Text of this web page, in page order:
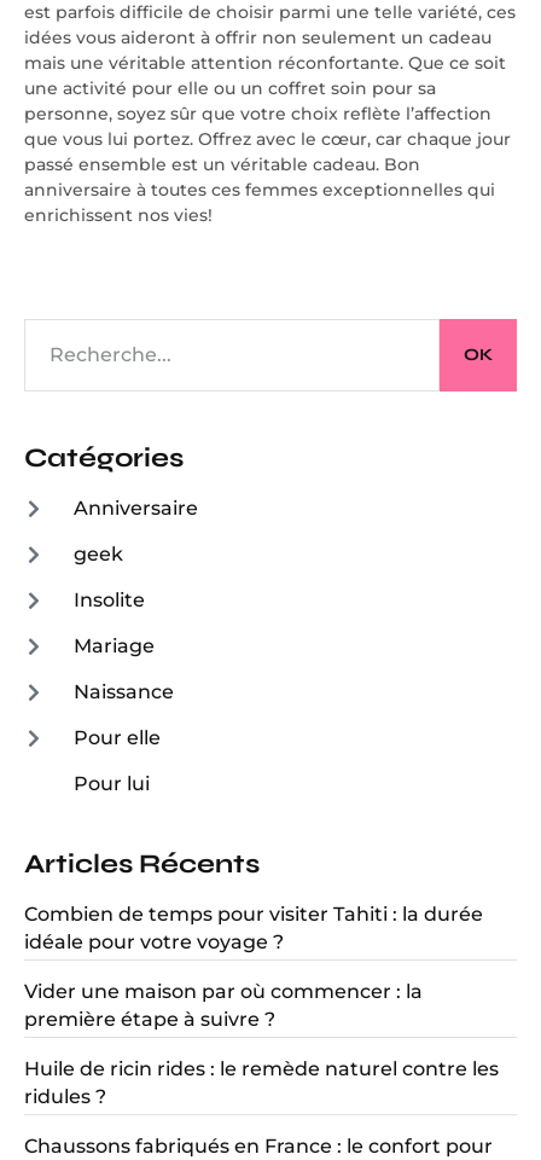
est parfois difficile de choisir parmi une telle variété, ces
idées vous aideront à offrir non seulement un cadeau
mais une véritable attention réconfortante. Que ce soit
une activité pour elle ou un coffret soin pour sa
personne, soyez sûr que votre choix reflète l’affection
que vous lui portez. Offrez avec le cœur, car chaque jour
passé ensemble est un véritable cadeau. Bon
anniversaire à toutes ces femmes exceptionnelles qui
enrichissent nos vies!
OK
Catégories
Anniversaire
geek
Insolite
Mariage
Naissance
Pour elle
Pour lui
Articles Récents
Combien de temps pour visiter Tahiti : la durée
idéale pour votre voyage ?
Vider une maison par où commencer : la
première étape à suivre ?
Huile de ricin rides : le remède naturel contre les
ridules ?
Chaussons fabriqués en France : le confort pour